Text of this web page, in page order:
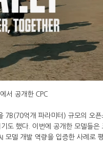
서 공개한 CPC
억개 파라미터) 규모의 오픈
도 했다. 이번에 공개한 모델들은
모델 개발 역량을 입증한 사례로